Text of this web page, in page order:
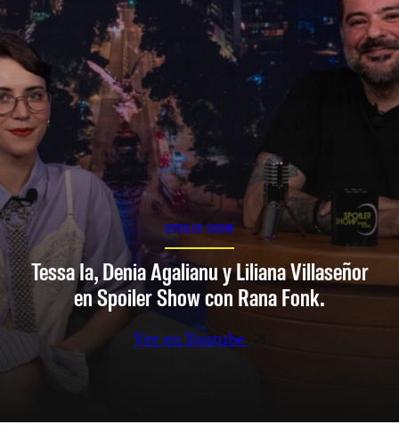
SPOILER SHOW
Tessa Ia, Denia Agalianu y Liliana Villaseñor
en Spoiler Show con Rana Fonk.
Ver en Youtube